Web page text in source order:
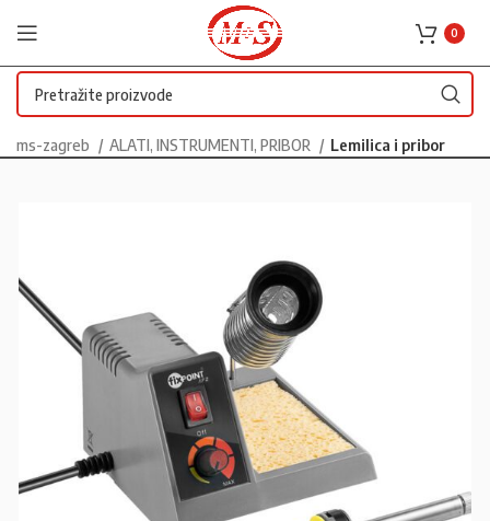
0
ms-zagreb ALATI, INSTRUMENTI, PRIBOR Lemilica i pribor